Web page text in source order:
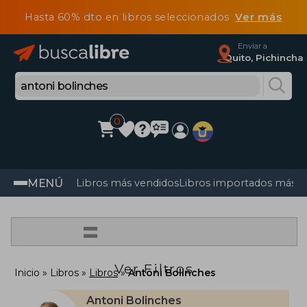
Hasta 60% dto en libros seleccionadosVer más
Enviar a
Quito, Pichincha
0
MENÚ Libros más vendidosLibros importados más
=
Ver Filtros
Inicio Libros Libros Antoni Bolinches
Antoni Bolinches